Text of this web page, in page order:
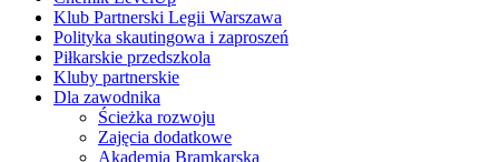
Klub Partnerski Legii Warszawa
Polityka skautingowa i zaproszeń
Piłkarskie przedszkola
Kluby partnerskie
Dla zawodnika
Ścieżka rozwoju
Zajęcia dodatkowe
Akademia Bramkarska